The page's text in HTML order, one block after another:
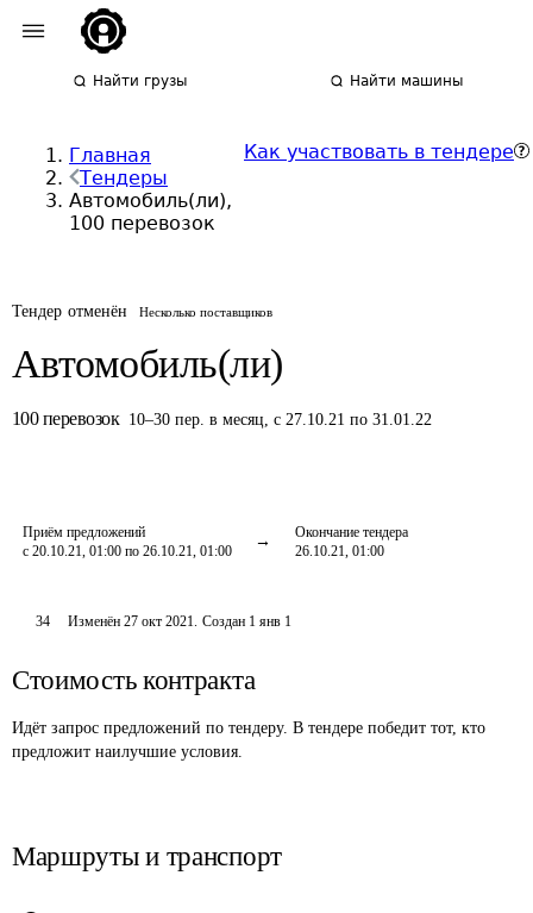
Найти грузы Найти машины
Главная
Тендеры
Автомобиль(ли),
100 перевозок
Как участвовать в тендере
Тендер отменён Несколько поставщиков
Автомобиль(ли)
100 перевозок 10–30 пер. в месяц,с 27.10.21 по 31.01.22
Приём предложений
с 20.10.21, 01:00 по 26.10.21, 01:00
Окончание тендера
26.10.21, 01:00
34 Изменён27 окт 2021. Создан 1 янв 1
Стоимость контракта
Идёт запрос предложений по тендеру. В тендере победит тот, кто
предложит наилучшие условия.
Маршруты и транспорт